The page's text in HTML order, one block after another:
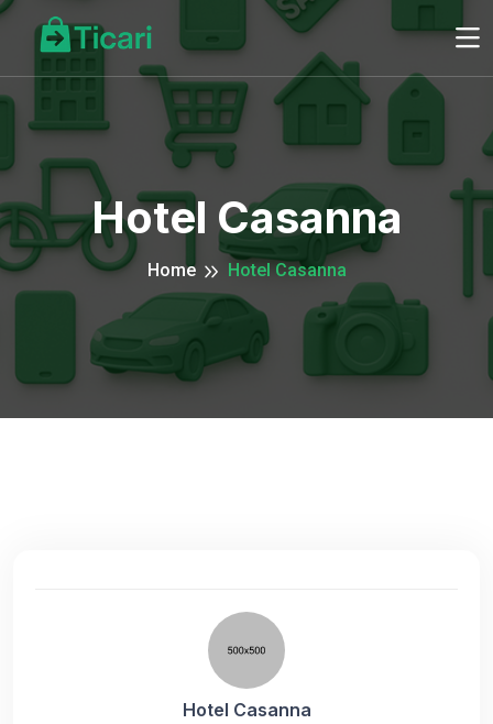
Hotel Casanna
Home Hotel Casanna
Hotel Casanna